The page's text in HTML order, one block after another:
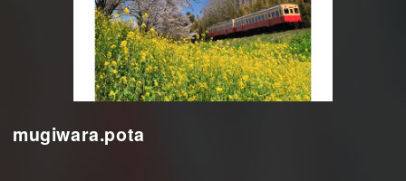
mugiwara.pota